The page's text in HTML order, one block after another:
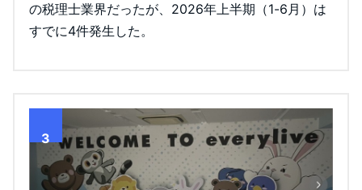
の税理士業界だったが、2026年上半期（1-6月）は
すでに4件発生した。
3